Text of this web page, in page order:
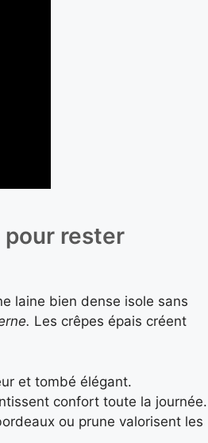
pour rester
laine bien dense isole sans
Les crêpes épais créent
et tombé élégant.
confort toute la journée.
ou prune valorisent les